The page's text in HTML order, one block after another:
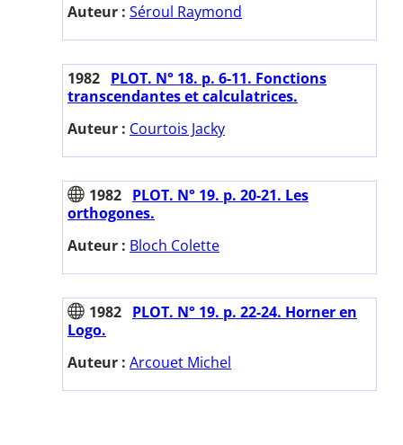
Auteur : Séroul Raymond
1982 PLOT. N° 18. p. 6-11. Fonctions
transcendantes et calculatrices.
Auteur : Courtois Jacky
1982 PLOT. N° 19. p. 20-21. Les
orthogones.
Auteur : Bloch Colette
1982 PLOT. N° 19. p. 22-24. Horner en
Logo.
Auteur : Arcouet Michel